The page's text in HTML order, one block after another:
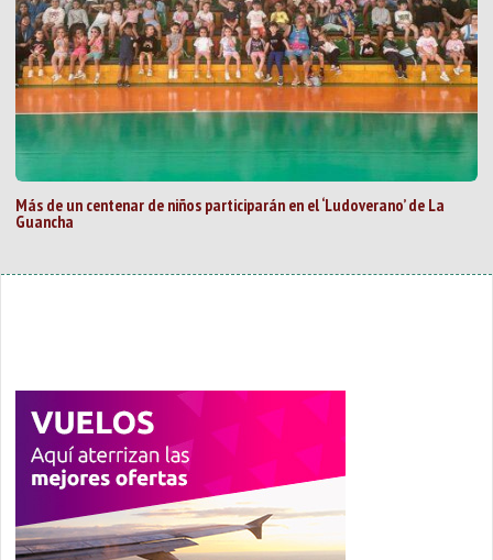
Más de un centenar de niños participarán en el ‘Ludoverano’ de La
Guancha